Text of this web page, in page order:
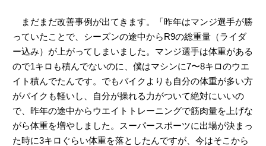
まだまだ改善事例が出てきます。「昨年はマンジ選手が勝
っていたことで、シーズンの途中からR9の総重量（ライダ
ー込み）が上がってしまいました。マンジ選手は体重がある
ので1キロも積んでないのに、僕はマシンに7〜8キロのウエ
イト積んでたんです。でもバイクよりも自分の体重が多い方
がバイクも軽いし、自分が操れる力がついて絶対にいいの
で、昨年の途中からウエイトトレーニングで筋肉量を上げな
がら体重を増やしました。スーパースポーツに出場が決まっ
た時に3キロぐらい体重を落としたんですが、今はそこから